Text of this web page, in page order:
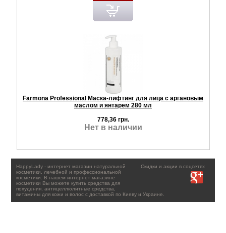
Farmona Professional Маска-лифтинг для лица с аргановым
маслом и янтарем 280 мл
778,36 грн.
Нет в наличии
Скидки и акции в соцсетях
HappyLady - интернет магазин натуральной
косметики, лечебной и профессиональной
косметики. В нашем интернет магазине
косметики Вы можете купить средства для
похудения, антицеллюлитные средства,
витамины для кожи и волос с доставкой по Киеву и Украине.